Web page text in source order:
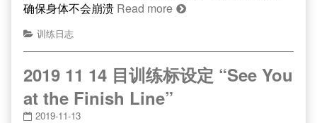
确保身体不会崩溃 Read more
训练日志
2019 11 14 目训练标设定 “See You
at the Finish Line”
2019-11-13